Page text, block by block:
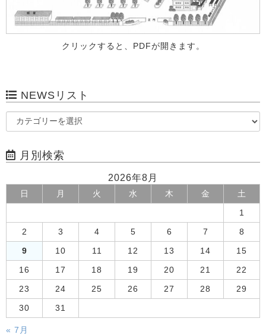
クリックすると、PDFが開きます。
NEWSリスト
月別検索
2026年8月
日 月 火 水 木 金 土
1
2 3 4 5 6 7 8
9 10 11 12 13 14 15
16 17 18 19 20 21 22
23 24 25 26 27 28 29
30 31
« 7月